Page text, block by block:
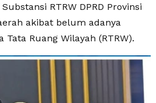
RTRW DPRD Provinsi
akibat belum adanya
Ruang Wilayah (RTRW).